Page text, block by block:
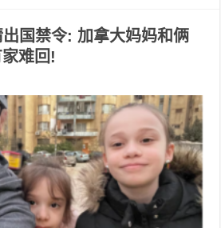
国禁令: 加拿大妈妈和俩
难回!